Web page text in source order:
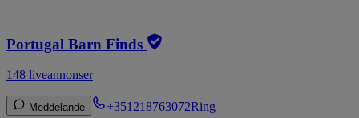
Portugal Barn Finds
148 liveannonser
Meddelande +351218763072Ring